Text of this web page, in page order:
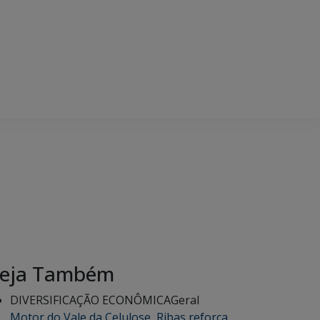
Também
DIVERSIFICAÇÃO ECONÔMICAGeral